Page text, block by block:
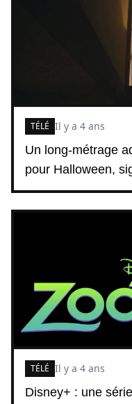
Un long-métrage
pour Halloween,
TÉLÉ Il y a 4 ans
Disney+ : une
TÉLÉ Il y a 4 ans